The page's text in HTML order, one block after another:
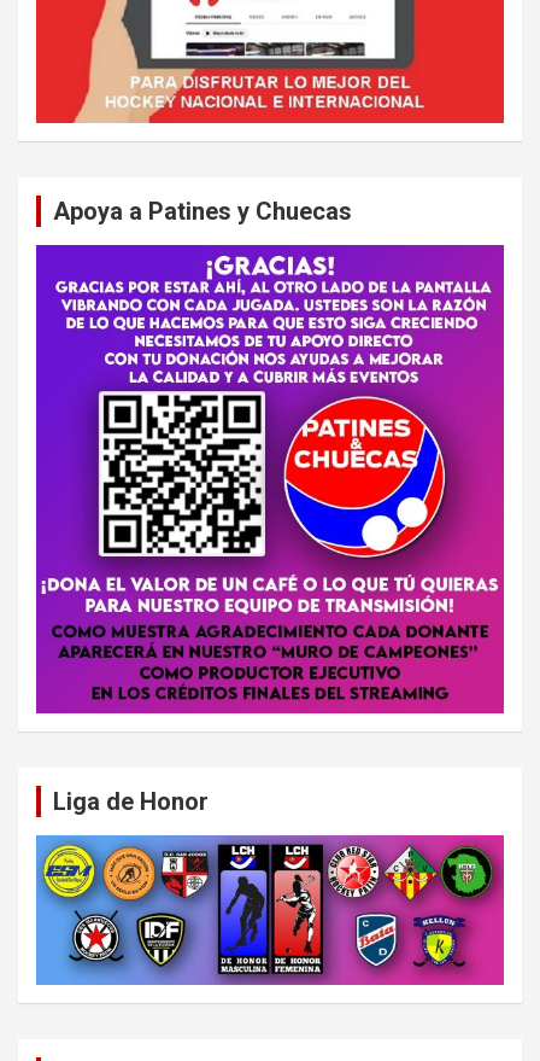
Apoya a Patines y Chuecas
Liga de Honor